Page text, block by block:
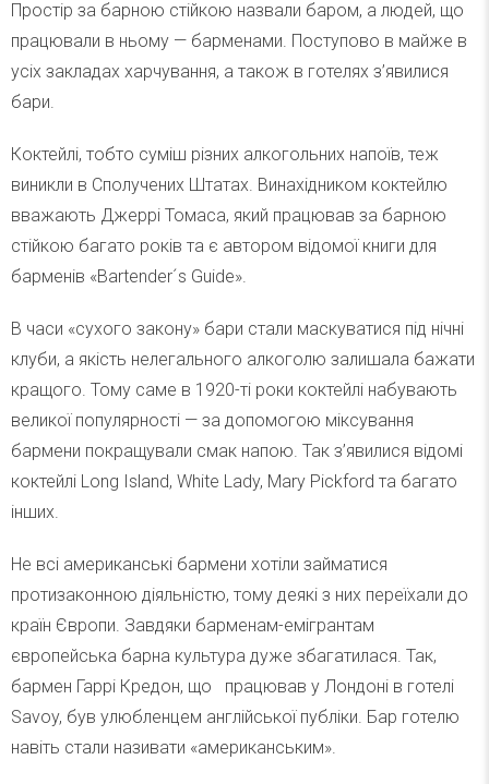
Простір за барною стійкою назвали баром, а людей, що
працювали в ньому — барменами. Поступово в майже в
усіх закладах харчування, а також в готелях з’явилися
бари.
Коктейлі, тобто суміш різних алкогольних напоїв, теж
виникли в Сполучених Штатах. Винахідником коктейлю
вважають Джеррі Томаса, який працював за барною
стійкою багато років та є автором відомої книги для
барменів «Bartender´s Guide».
В часи «сухого закону» бари стали маскуватися під нічні
клуби, а якість нелегального алкоголю залишала бажати
кращого. Тому саме в 1920-ті роки коктейлі набувають
великої популярності — за допомогою міксування
бармени покращували смак напою. Так з’явилися відомі
коктейлі Long Island, White Lady, Mary Pickford та багато
інших.
Не всі американські бармени хотіли займатися
протизаконною діяльністю, тому деякі з них переїхали до
країн Європи. Завдяки барменам-емігрантам
європейська барна культура дуже збагатилася. Так,
бармен Гаррі Кредон, що працював у Лондоні в готелі
Savoy, був улюбленцем англійської публіки. Бар готелю
навіть стали називати «американським».